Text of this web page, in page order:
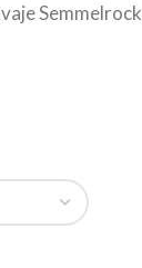
Semmelrock